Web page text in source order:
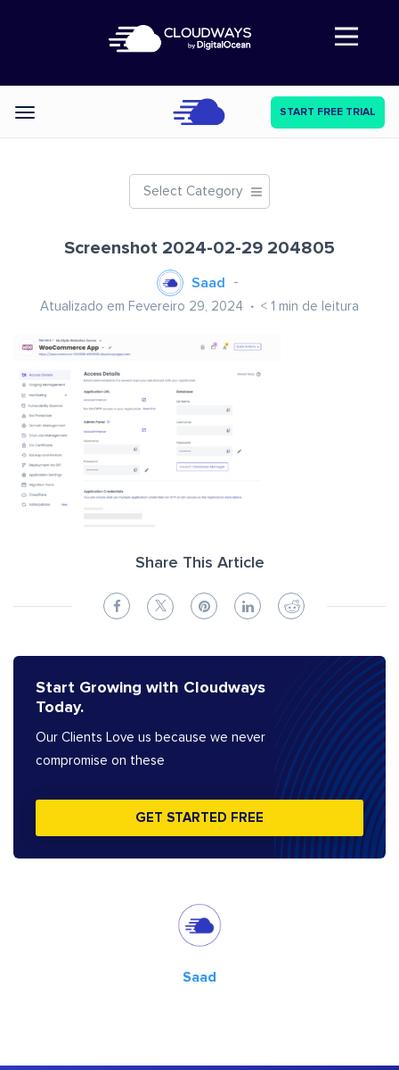
Abre a navegação
Categories START FREE TRIAL
Select Category
Screenshot 2024-02-29 204805
Saad
Atualizado em Fevereiro 29, 2024 < 1 min de leitura
Share This Article
Start Growing with Cloudways
Today.
Our Clients Love us because we never
compromise on these
GET STARTED FREE
Saad